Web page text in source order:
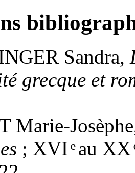
Sandra,
grecque et
Marie-
; XVI ͤ au XX